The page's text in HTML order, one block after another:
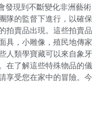
發現到不斷變化非洲藝術
隊的監督下進行，以確保
拍賣品出現。這些拍賣品
具，小雕像，殖民地傳家
人類學寶藏可以來自象牙
在了解這些特殊物品的儀
享受您在家中的冒險。今